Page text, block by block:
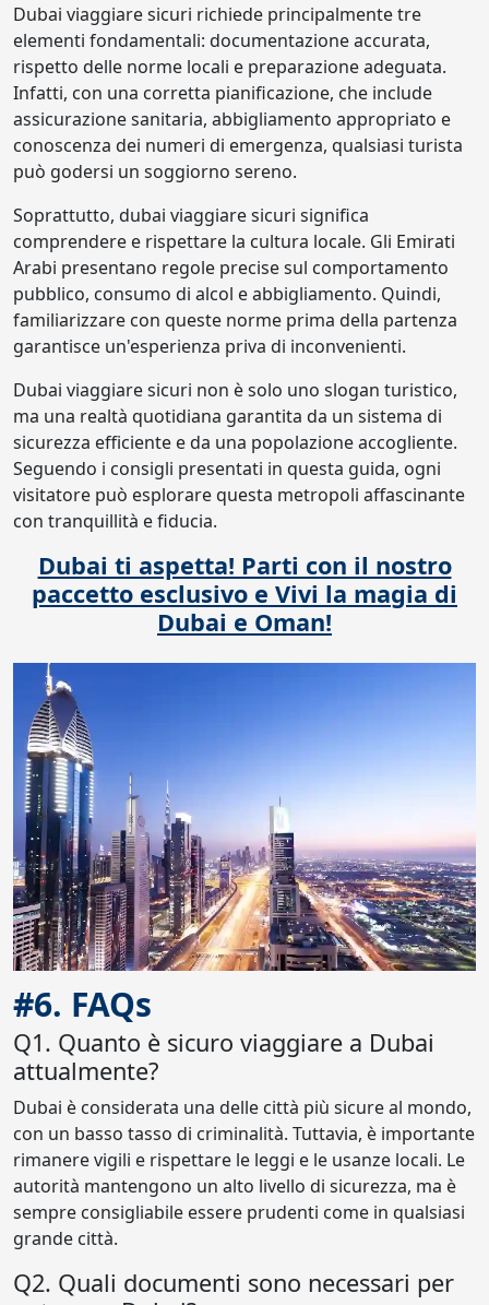
Dubai viaggiare sicuri richiede principalmente tre
elementi fondamentali: documentazione accurata,
rispetto delle norme locali e preparazione adeguata.
Infatti, con una corretta pianificazione, che include
assicurazione sanitaria, abbigliamento appropriato e
conoscenza dei numeri di emergenza, qualsiasi turista
può godersi un soggiorno sereno.
Soprattutto, dubai viaggiare sicuri significa
comprendere e rispettare la cultura locale. Gli Emirati
Arabi presentano regole precise sul comportamento
pubblico, consumo di alcol e abbigliamento. Quindi,
familiarizzare con queste norme prima della partenza
garantisce un'esperienza priva di inconvenienti.
Dubai viaggiare sicuri non è solo uno slogan turistico,
ma una realtà quotidiana garantita da un sistema di
sicurezza efficiente e da una popolazione accogliente.
Seguendo i consigli presentati in questa guida, ogni
visitatore può esplorare questa metropoli affascinante
con tranquillità e fiducia.
Dubai ti aspetta! Parti con il nostro
paccetto esclusivo e Vivi la magia di
Dubai e Oman!
#6. FAQs
Q1. Quanto è sicuro viaggiare a Dubai
attualmente?
Dubai è considerata una delle città più sicure al mondo,
con un basso tasso di criminalità. Tuttavia, è importante
rimanere vigili e rispettare le leggi e le usanze locali. Le
autorità mantengono un alto livello di sicurezza, ma è
sempre consigliabile essere prudenti come in qualsiasi
grande città.
Q2. Quali documenti sono necessari per